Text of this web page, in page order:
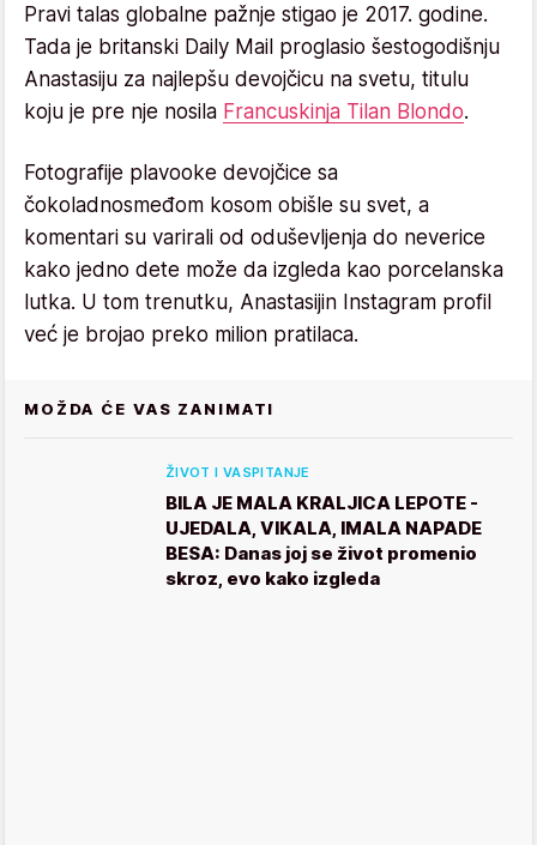
Pravi talas globalne pažnje stigao je 2017. godine.
Tada je britanski Daily Mail proglasio šestogodišnju
Anastasiju za najlepšu devojčicu na svetu, titulu
koju je pre nje nosila Francuskinja Tilan Blondo.
Fotografije plavooke devojčice sa
čokoladnosmeđom kosom obišle su svet, a
komentari su varirali od oduševljenja do neverice
kako jedno dete može da izgleda kao porcelanska
lutka. U tom trenutku, Anastasijin Instagram profil
već je brojao preko milion pratilaca.
MOŽDA ĆE VAS ZANIMATI
ŽIVOT I VASPITANJE
BILA JE MALA KRALJICA LEPOTE -
UJEDALA, VIKALA, IMALA NAPADE
BESA: Danas joj se život promenio
skroz, evo kako izgleda